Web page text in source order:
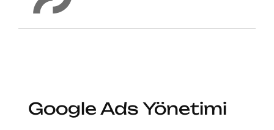
Google Ads Yönetimi